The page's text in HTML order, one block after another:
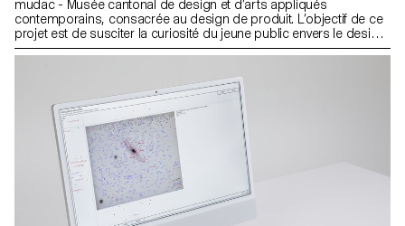
mudac - Musée cantonal de design et d’arts appliqués
contemporains, consacrée au design de produit. L’objectif de ce
projet est de susciter la curiosité du jeune public envers le design,
alors même que l’idée de visiter un musée est souvent, pour lui,
découverte stimulante des objets exposés ? En s’emparant d’un
objet de l’exposition, la chaise Bold, du studio Big-Game, ce
projet transforme cette dernière en installation interactive. Guidés
par un personnage à l’écran, les enfants sont invités à interagir
avec certaines parties de la chaise : s’asseoir, pincer, tourner, etc.
Ces interactions déclenchent des jeux et informations présentées
de manière ludique, les sensibilisant au design.